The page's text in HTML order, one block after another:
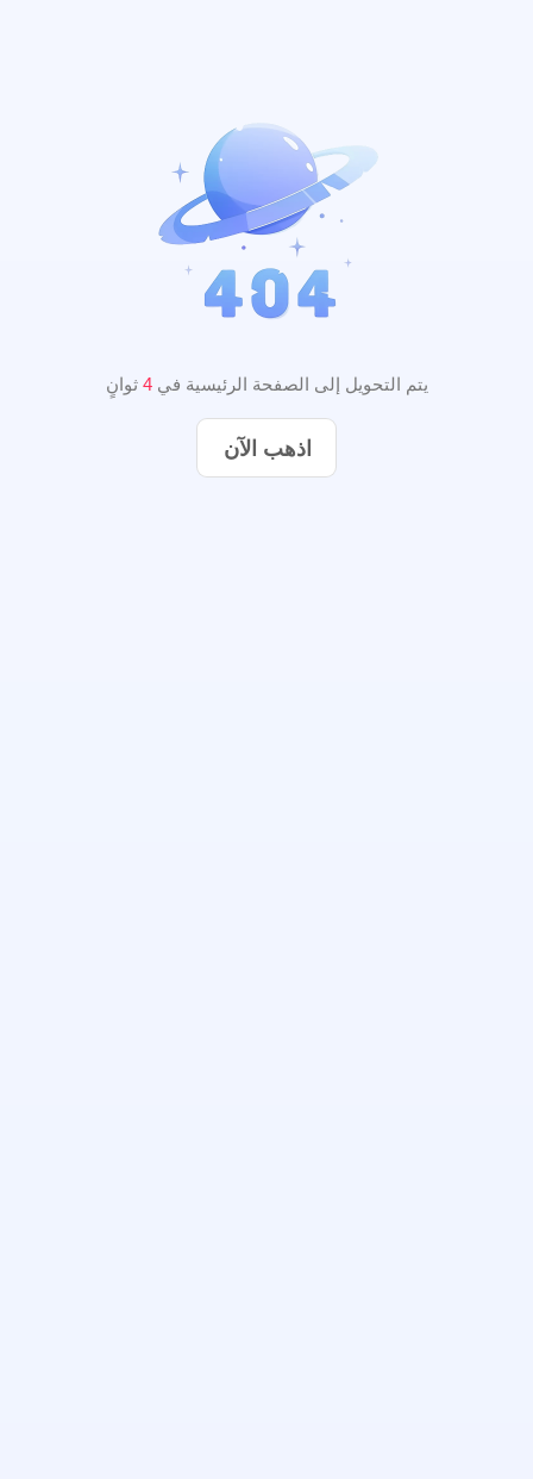
يتم التحويل إلى الصفحة الرئيسية في3 ثوانٍ
اذهب الآن